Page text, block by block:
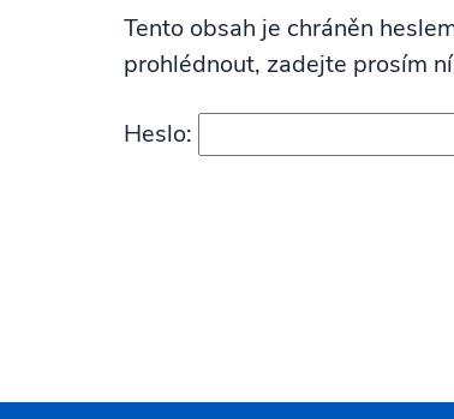
Tento obsah je chráněn
prohlédnout, zadejte prosím
Heslo: